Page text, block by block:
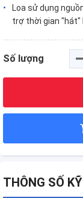
Loa sử dụng
trợ thời gian "hát"
Số lượng
THÔNG SỐ